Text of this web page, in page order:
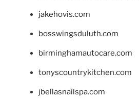
jakehovis.com
bosswingsduluth.com
birminghamautocare.com
tonyscountrykitchen.com
jbellasnailspa.com